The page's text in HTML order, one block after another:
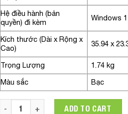
Hệ điều hành (bản
quyền) đi kèm
Windows
Kích thước (Dài x Rộng x
Cao)
35.94 x
Trọng Lượng
1.74 kg
Màu sắc
Bạc
Laptop HP ProBook 450 G9
ADD TO CART